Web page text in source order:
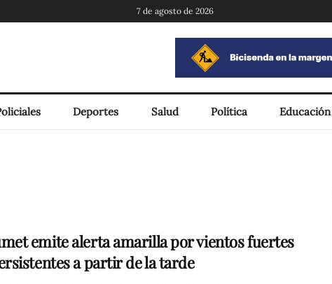
7 de agosto de 2026
Deportes Salud Política Educación
emite alerta amarilla por vientos fuertes
a partir de la tarde